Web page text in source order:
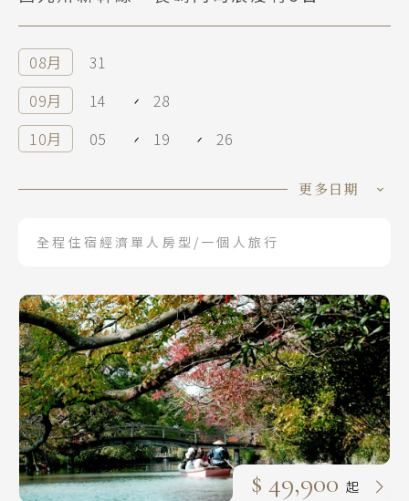
08月
31
09月
14
28
10月
05 19
26
01月
04
18
02月
01
15
03月
01 15
更多日期
全程住宿經濟單人房型/一個人旅行
$ 49,900 起
雲南 貴州 張家界 湖北
陝西 河南 絲路 新疆
北京 山西 內蒙 東北
韓國
吉隆坡 麻六甲